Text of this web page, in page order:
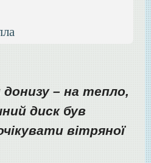
донизу – на тепло,
диск був
вітряної